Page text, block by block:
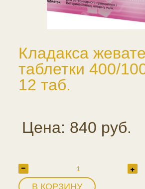
Кладакса
таблетки 400/
12 таб.
Цена: 840 руб.
В КОРЗИНУ